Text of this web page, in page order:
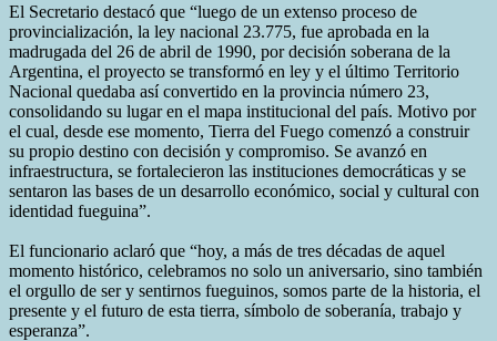
El Secretario destacó que “luego de un extenso proceso de
provincialización, la ley nacional 23.775, fue aprobada en la
madrugada del 26 de abril de 1990, por decisión soberana de la
Argentina, el proyecto se transformó en ley y el último Territorio
Nacional quedaba así convertido en la provincia número 23,
consolidando su lugar en el mapa institucional del país. Motivo por
el cual, desde ese momento, Tierra del Fuego comenzó a construir
su propio destino con decisión y compromiso. Se avanzó en
infraestructura, se fortalecieron las instituciones democráticas y se
sentaron las bases de un desarrollo económico, social y cultural con
identidad fueguina”.
El funcionario aclaró que “hoy, a más de tres décadas de aquel
momento histórico, celebramos no solo un aniversario, sino también
el orgullo de ser y sentirnos fueguinos, somos parte de la historia, el
presente y el futuro de esta tierra, símbolo de soberanía, trabajo y
esperanza”.